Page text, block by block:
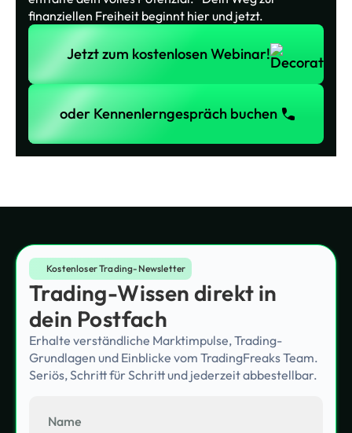
finanziellen Freiheit beginnt hier und jetzt.
Jetzt zum kostenlosen Webinar!
Jetzt zum kostenlosen Webinar!
oder Kennenlerngespräch buchen
oder Kennenlerngespräch buchen
Kostenloser Trading-Newsletter
Trading-Wissen direkt in
dein Postfach
Erhalte verständliche Marktimpulse, Trading-
Grundlagen und Einblicke vom TradingFreaks Team.
Seriös, Schritt für Schritt und jederzeit abbestellbar.